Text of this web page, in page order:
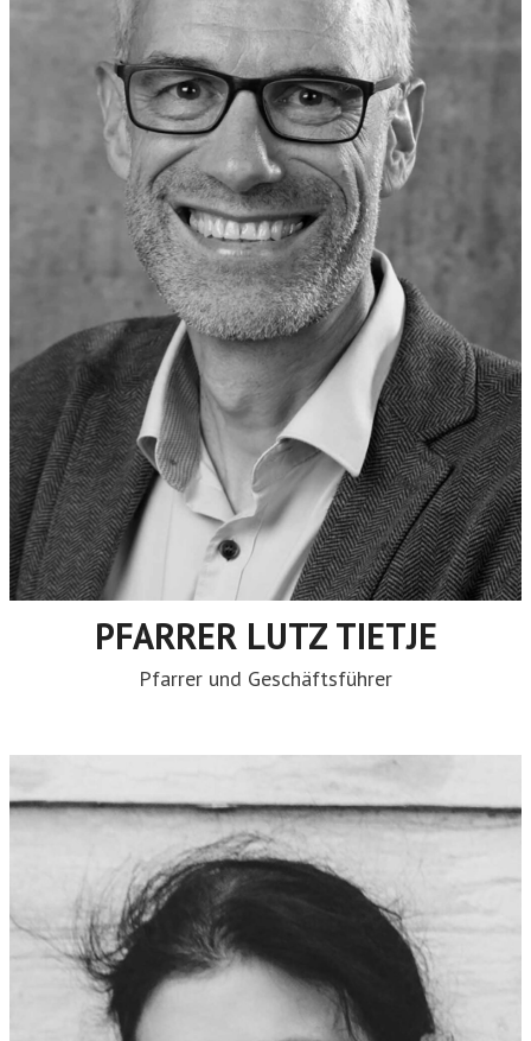
PFARRER LUTZ TIETJE
Pfarrer und Geschäftsführer